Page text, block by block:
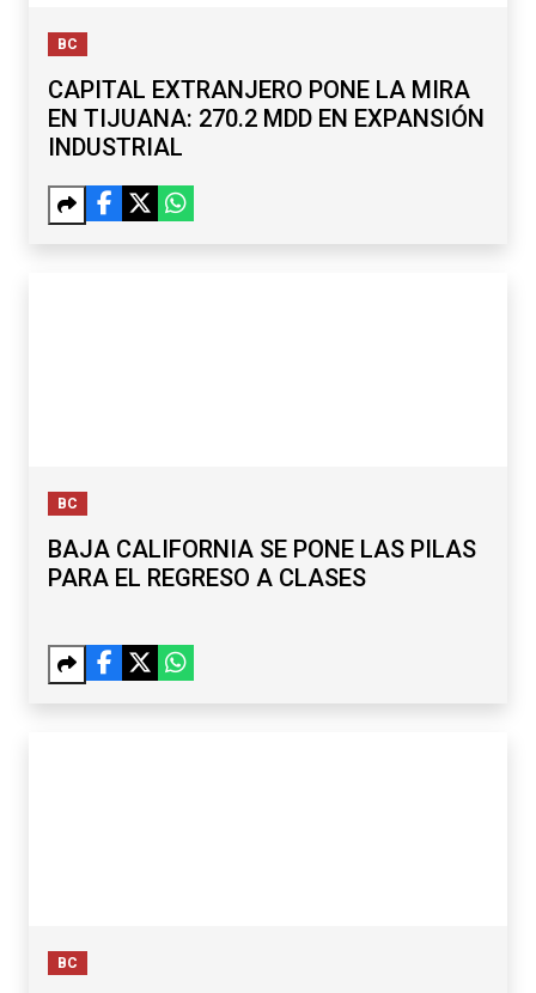
BC
CAPITAL EXTRANJERO PONE LA MIRA
EN TIJUANA: 270.2 MDD EN EXPANSIÓN
INDUSTRIAL
BC
BAJA CALIFORNIA SE PONE LAS PILAS
PARA EL REGRESO A CLASES
BC